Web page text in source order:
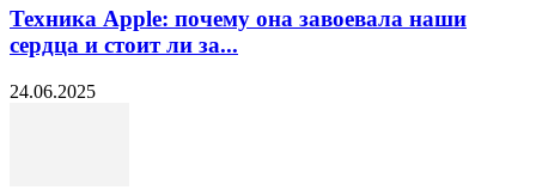
Техника Apple: почему она завоевала наши
сердца и стоит ли за...
24.06.2025